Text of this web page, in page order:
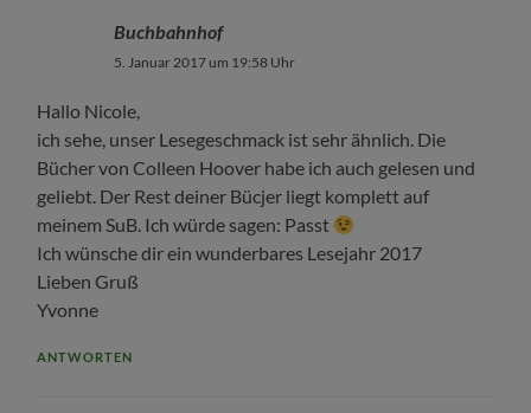
Buchbahnhof
5. Januar 2017 um 19:58 Uhr
Hallo Nicole,
ich sehe, unser Lesegeschmack ist sehr ähnlich. Die
Bücher von Colleen Hoover habe ich auch gelesen und
geliebt. Der Rest deiner Bücjer liegt komplett auf
meinem SuB. Ich würde sagen: Passt
Ich wünsche dir ein wunderbares Lesejahr 2017
Lieben Gruß
Yvonne
ANTWORTEN